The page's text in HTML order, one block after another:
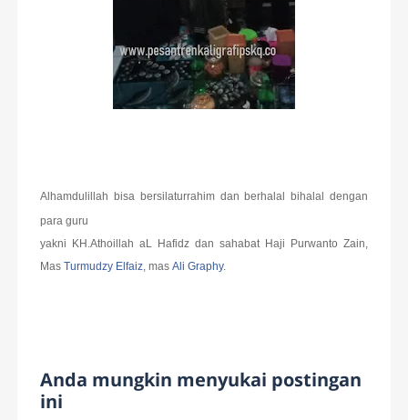
Alhamdulillah bisa bersilaturrahim dan berhalal bihalal dengan
para guru
yakni KH.Athoillah aL Hafidz dan sahabat Haji Purwanto Zain,
MasTurmudzy Elfaiz, masAli Graphy.
Anda mungkin menyukai postingan
ini